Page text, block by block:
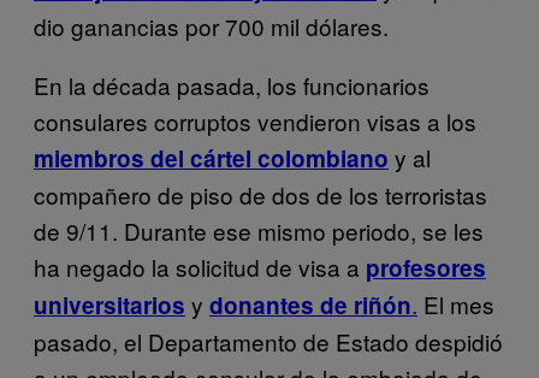
dio ganancias por 700 mil dólares.
En la década pasada, los funcionarios
consulares corruptos vendieron visas a los
miembros del cártel colombiano y al
compañero de piso de dos de los terroristas
de 9/11. Durante ese mismo periodo, se les
ha negado la solicitud de visa a profesores
universitarios y donantes de riñón. El mes
pasado, el Departamento de Estado despidió